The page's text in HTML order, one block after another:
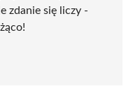
zdanie się liczy -